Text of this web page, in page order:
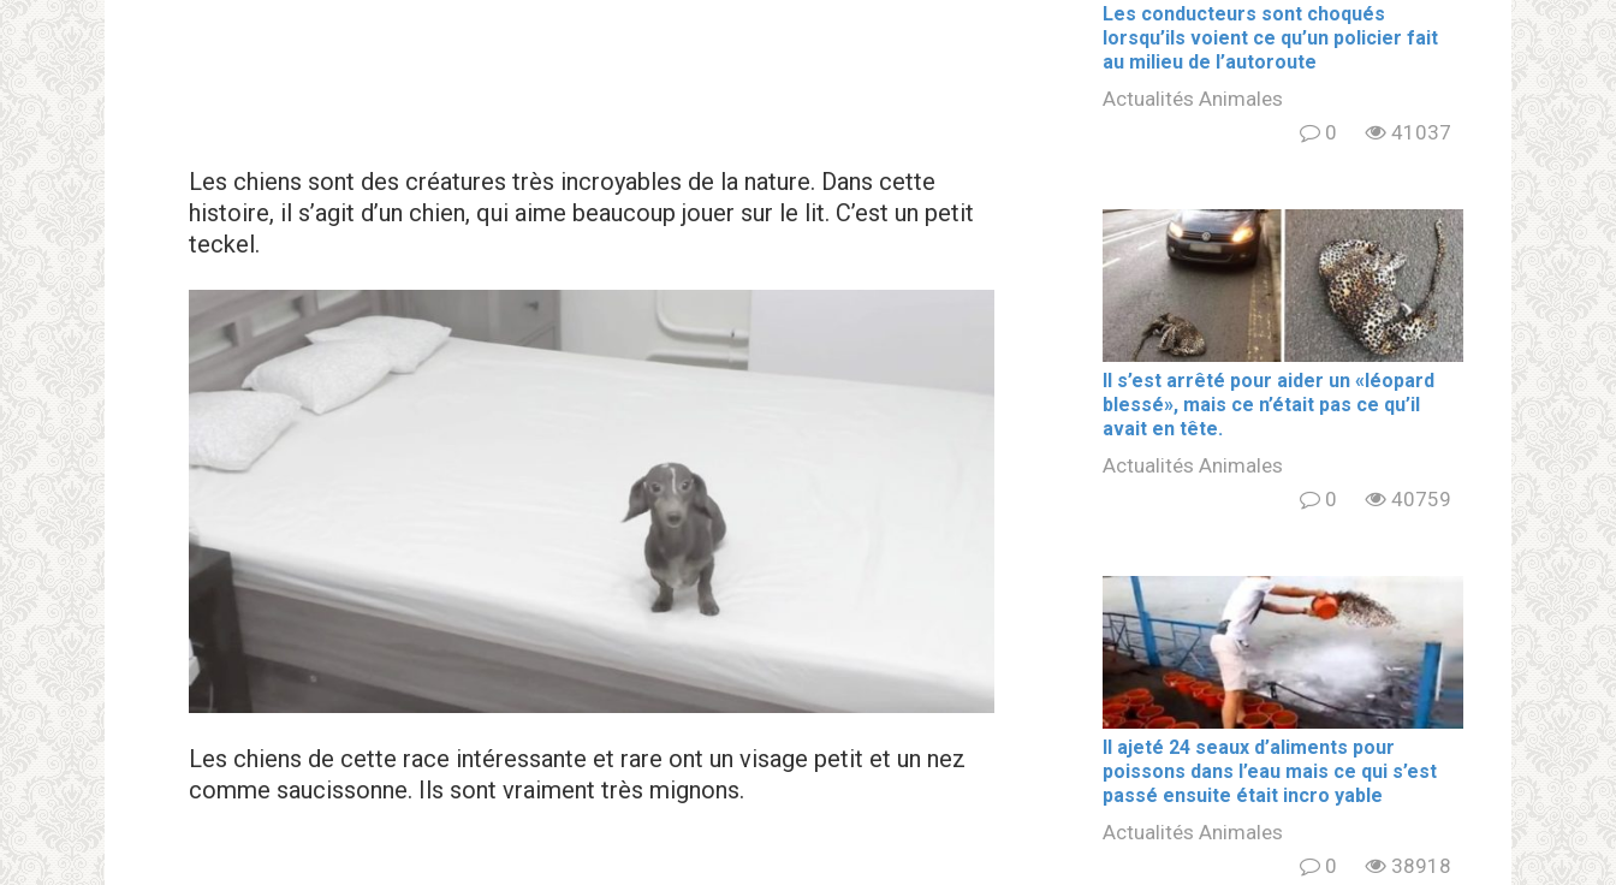
Les chiens sont des créatures très incroyables de la nature. Dans cette
histoire, il s’agit d’un chien, qui aime beaucoup jouer sur le lit. C’est un petit
teckel.
Les chiens de cette race intéressante et rare ont un visage petit et un nez
comme saucissonne. Ils sont vraiment très mignons.
Les conducteurs sont choqués
lorsqu’ils voient ce qu’un policier fait
au milieu de l’autoroute
Actualités Animales
0
41037
Il s’est arrêté pour aider un «léopard
blеssé», mais ce n’était pas ce qu’il
avait en tête.
Actualités Animales
0
40759
Il ajeté 24 seaux d’aliments pour
poissons dans l’eau mais ce qui s’est
passé ensuite était incro yable
Actualités Animales
0
38918